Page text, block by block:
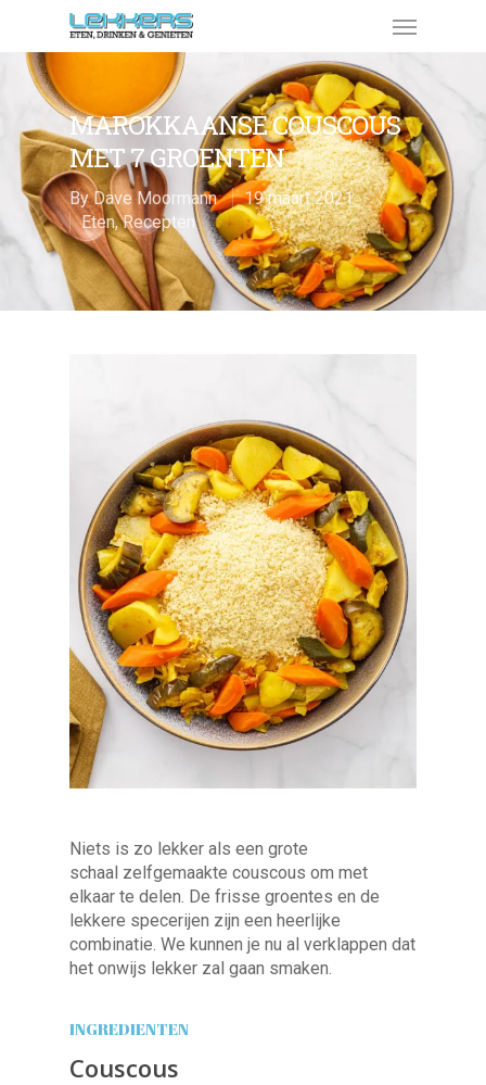
MAROKKAANSE COUSCOUS
MET 7 GROENTEN
ByDave Moormann
19 maart 2021
Eten,Recepten
Niets is zo lekker als een grote
schaal zelfgemaakte couscous om met
elkaar te delen. De frisse groentes en de
lekkere specerijen zijn een heerlijke
combinatie. We kunnen je nu al verklappen dat
het onwijs lekker zal gaan smaken.
INGREDIENTEN
Couscous